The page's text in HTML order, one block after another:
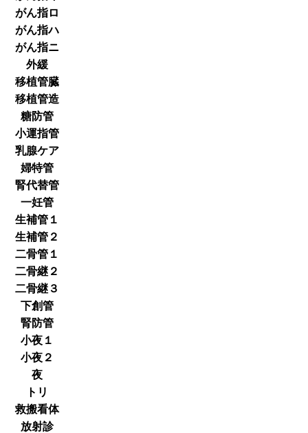
がん指ロ
がん指ハ
がん指ニ
外緩
移植管臓
移植管造
糖防管
小運指管
乳腺ケア
婦特管
腎代替管
一妊管
生補管１
生補管２
二骨管１
二骨継２
二骨継３
下創管
腎防管
小夜１
小夜２
夜
トリ
救搬看体
放射診